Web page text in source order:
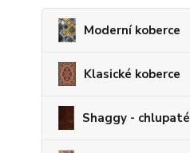
Moderní koberce
Klasické koberce
Shaggy -